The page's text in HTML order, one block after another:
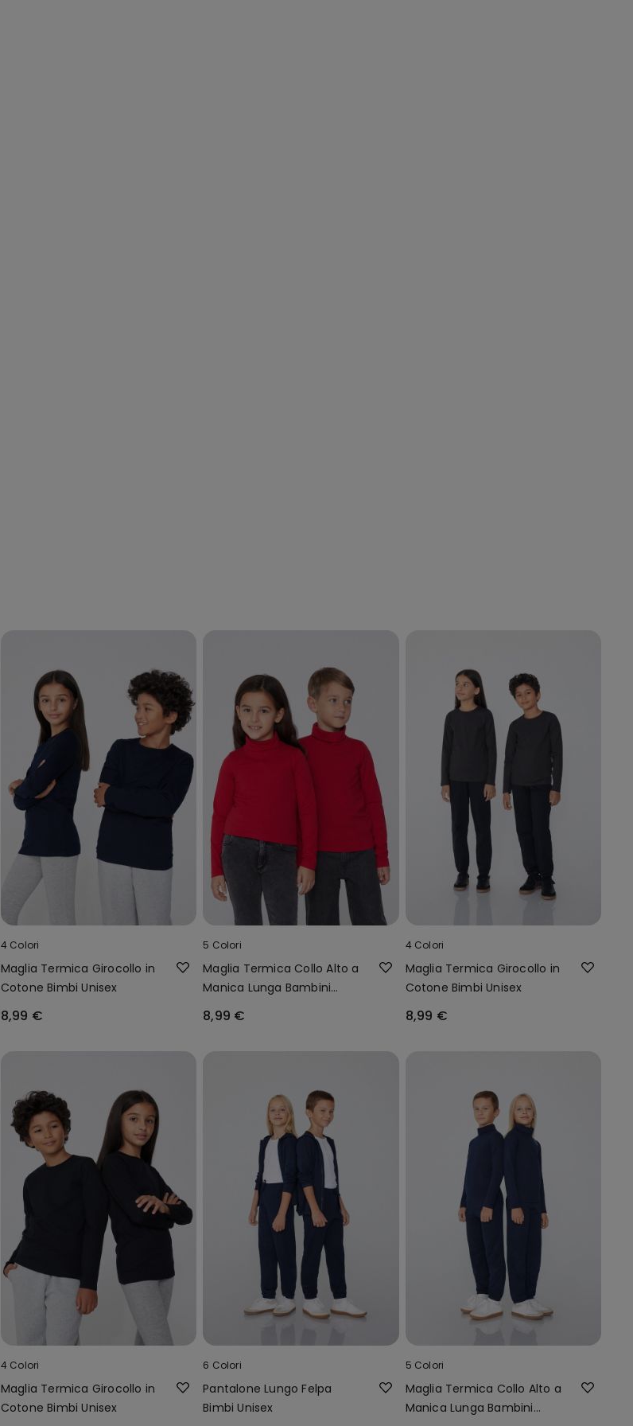
4 Colori
Maglia Termica Girocollo in
Cotone Bimbi Unisex
8,99 €
5 Colori
Maglia Termica Collo Alto a
Manica Lunga Bambini
8,99 €
4 Colori
Maglia Termica Girocollo in
Cotone Bimbi Unisex
8,99 €
4 Colori
Maglia Termica Girocollo in
Cotone Bimbi Unisex
6 Colori
Pantalone Lungo Felpa
Bimbi Unisex
5 Colori
Maglia Termica Collo Alto a
Manica Lunga Bambini